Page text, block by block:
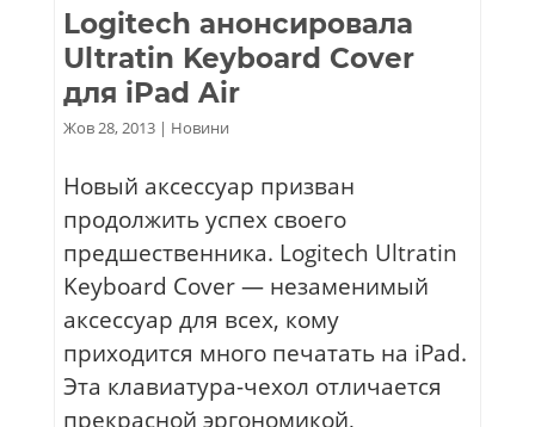
Logitech анонсировала
Ultratin Keyboard Cover
для iPad Air
Жов 28, 2013| Новини
Новый аксессуар призван
продолжить успех своего
предшественника. Logitech Ultratin
Keyboard Cover — незаменимый
аксессуар для всех, кому
приходится много печатать на iPad.
Эта клавиатура-чехол отличается
прекрасной эргономикой,